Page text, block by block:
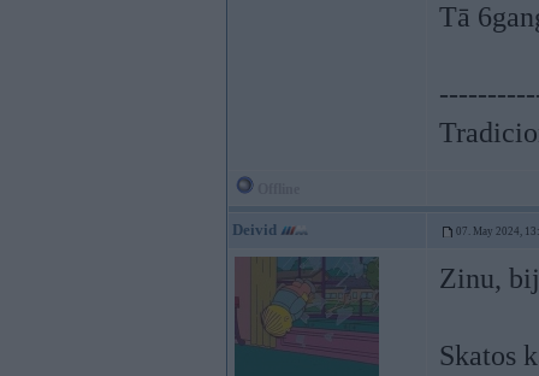
Tā
Deivid 07. May 2024,
Zinu,
Skatos